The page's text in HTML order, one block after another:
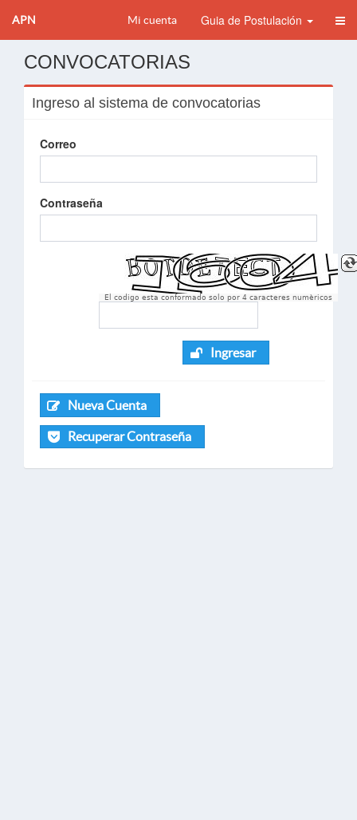
APN Mi cuenta Guia de Postulación
CONVOCATORIAS
Ingreso al sistema de convocatorias
Correo
Contraseña
El codigo esta conformado solo por 4 caracteres numèricos
Ingresar
Nueva Cuenta
Recuperar Contraseña